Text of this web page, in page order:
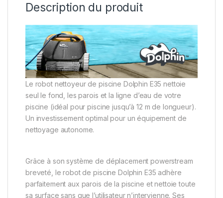
Description du produit
Le robot nettoyeur de piscine Dolphin E35 nettoie
seul le fond, les parois et la ligne d’eau de votre
piscine (idéal pour piscine jusqu’à 12 m de longueur).
Un investissement optimal pour un équipement de
nettoyage autonome.
Grâce à son système de déplacement powerstream
breveté, le robot de piscine Dolphin E35 adhère
parfaitement aux parois de la piscine et nettoie toute
sa surface sans que l’utilisateur n’intervienne. Ses